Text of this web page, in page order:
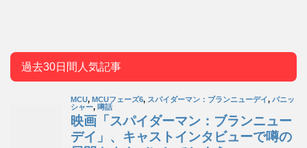
過去30日間人気記事